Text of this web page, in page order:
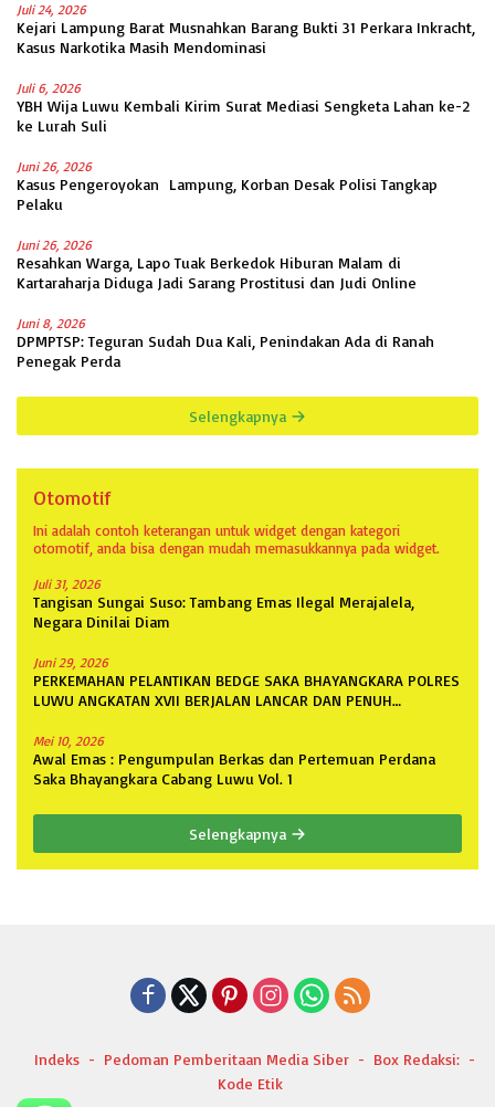
Juli 24, 2026
Kejari Lampung Barat Musnahkan Barang Bukti 31 Perkara Inkracht,
Kasus Narkotika Masih Mendominasi
Juli 6, 2026
YBH Wija Luwu Kembali Kirim Surat Mediasi Sengketa Lahan ke-2
ke Lurah Suli
Juni 26, 2026
Kasus Pengeroyokan Lampung, Korban Desak Polisi Tangkap
Pelaku
Juni 26, 2026
Resahkan Warga, Lapo Tuak Berkedok Hiburan Malam di
Kartaraharja Diduga Jadi Sarang Prostitusi dan Judi Online
Juni 8, 2026
DPMPTSP: Teguran Sudah Dua Kali, Penindakan Ada di Ranah
Penegak Perda
Selengkapnya
Otomotif
Ini adalah contoh keterangan untuk widget dengan kategori
otomotif, anda bisa dengan mudah memasukkannya pada widget.
Juli 31, 2026
Tangisan Sungai Suso: Tambang Emas Ilegal Merajalela,
Negara Dinilai Diam
Juni 29, 2026
PERKEMAHAN PELANTIKAN BEDGE SAKA BHAYANGKARA POLRES
LUWU ANGKATAN XVII BERJALAN LANCAR DAN PENUH
Mei 10, 2026
Awal Emas : Pengumpulan Berkas dan Pertemuan Perdana
Saka Bhayangkara Cabang Luwu Vol. 1
Selengkapnya
Indeks Pedoman Pemberitaan Media Siber
Box Redaksi:
Kode Etik